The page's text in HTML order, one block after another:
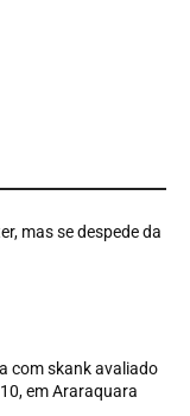
mas se despede da
com skank avaliado
em Araraquara